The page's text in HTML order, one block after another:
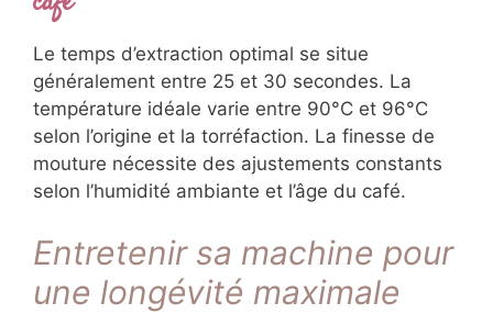
Le temps d’extraction optimal se situe
généralement entre 25 et 30 secondes. La
température idéale varie entre 90°C et 96°C
selon l’origine et la torréfaction. La finesse de
mouture nécessite des ajustements constants
selon l’humidité ambiante et l’âge du café.
Entretenir sa machine pour
une longévité maximale